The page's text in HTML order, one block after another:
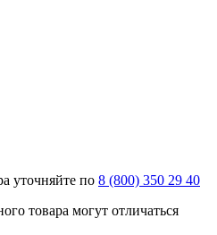
уточняйте по 8 (800) 350 29 40
товара могут отличаться